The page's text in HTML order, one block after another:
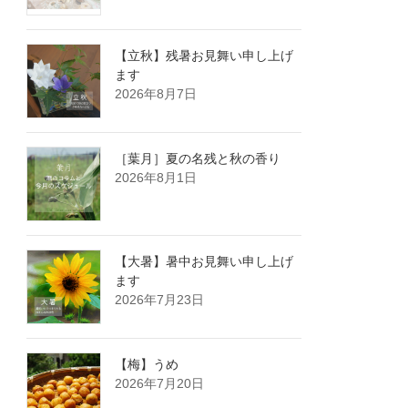
【立秋】残暑お見舞い申し上げ
ます
2026年8月7日
［葉月］夏の名残と秋の香り
2026年8月1日
【大暑】暑中お見舞い申し上げ
ます
2026年7月23日
【梅】うめ
2026年7月20日